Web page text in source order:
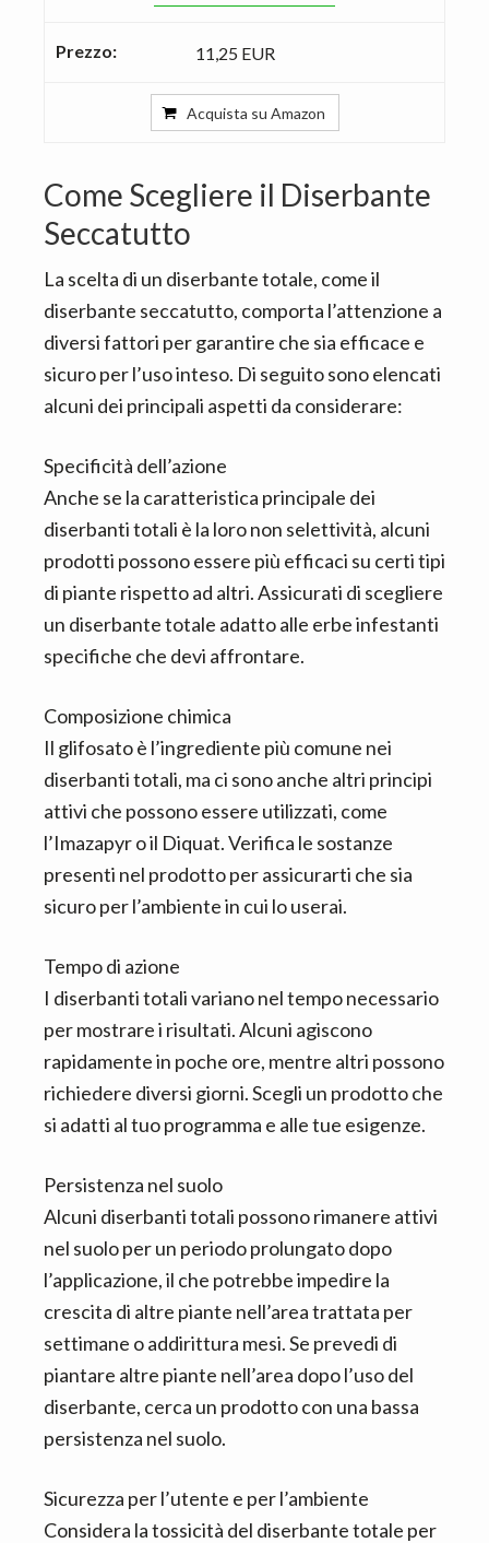
11,25 EUR
Acquista su Amazon
Come Scegliere il Diserbante
Seccatutto
La scelta di un diserbante totale, come il
diserbante seccatutto, comporta l’attenzione a
diversi fattori per garantire che sia efficace e
sicuro per l’uso inteso. Di seguito sono elencati
alcuni dei principali aspetti da considerare:
Specificità dell’azione
Anche se la caratteristica principale dei
diserbanti totali è la loro non selettività, alcuni
prodotti possono essere più efficaci su certi tipi
di piante rispetto ad altri. Assicurati di scegliere
un diserbante totale adatto alle erbe infestanti
specifiche che devi affrontare.
Composizione chimica
Il glifosato è l’ingrediente più comune nei
diserbanti totali, ma ci sono anche altri principi
attivi che possono essere utilizzati, come
l’Imazapyr o il Diquat. Verifica le sostanze
presenti nel prodotto per assicurarti che sia
sicuro per l’ambiente in cui lo userai.
Tempo di azione
I diserbanti totali variano nel tempo necessario
per mostrare i risultati. Alcuni agiscono
rapidamente in poche ore, mentre altri possono
richiedere diversi giorni. Scegli un prodotto che
si adatti al tuo programma e alle tue esigenze.
Persistenza nel suolo
Alcuni diserbanti totali possono rimanere attivi
nel suolo per un periodo prolungato dopo
l’applicazione, il che potrebbe impedire la
crescita di altre piante nell’area trattata per
settimane o addirittura mesi. Se prevedi di
piantare altre piante nell’area dopo l’uso del
diserbante, cerca un prodotto con una bassa
persistenza nel suolo.
Sicurezza per l’utente e per l’ambiente
Considera la tossicità del diserbante totale per